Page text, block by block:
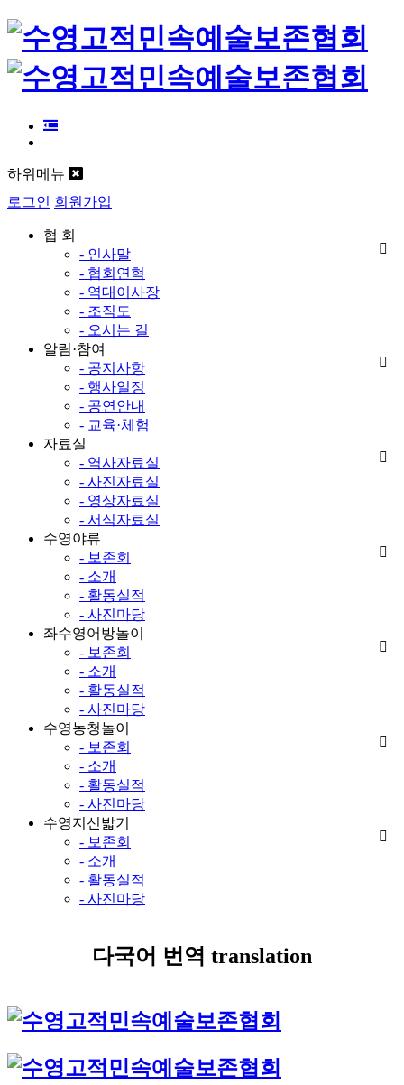
하위메뉴
로그인 회원가입
협 회
- 인사말
- 협회연혁
- 역대이사장
- 조직도
- 오시는 길
알림·참여
- 공지사항
- 행사일정
- 공연안내
- 교육·체험
자료실
- 역사자료실
- 사진자료실
- 영상자료실
- 서식자료실
수영야류
- 보존회
- 소개
- 활동실적
- 사진마당
좌수영어방놀이
- 보존회
- 소개
- 활동실적
- 사진마당
수영농청놀이
- 보존회
- 소개
- 활동실적
- 사진마당
수영지신밟기
- 보존회
- 소개
- 활동실적
- 사진마당
다국어 번역 translation